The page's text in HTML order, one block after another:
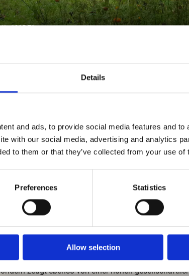
Details
and ads, to provide social media features and
with our social media, advertising and analytics
to them or that they’ve collected from your use of
Preferences Statistics
Allow selection
1965-71
"ALLES IM
DELTA“
ARCHITECTS: IN BANGLADESH" mit
Architekt*Innen im Ganges-Delta ist nicht nur
zeugt ebenso von einer hohen